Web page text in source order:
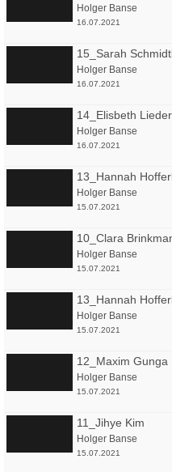
Holger Banse
16.07.2021
15_Sarah
Holger Banse
16.07.2021
14_Elisbeth Lieder
Holger Banse
16.07.2021
13_Hannah
Holger Banse
15.07.2021
10_Clara
Holger Banse
15.07.2021
13_Hannah
Holger Banse
15.07.2021
12_Maxim Gunga
Holger Banse
15.07.2021
11_Jihye Kim
Holger Banse
15.07.2021